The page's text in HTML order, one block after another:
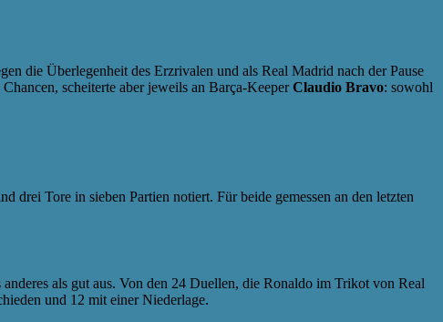
die Überlegenheit des Erzrivalen und als Real Madrid nach der Pause
scheiterte aber jeweils an Barça-KeeperClaudio Bravo: sowohl
drei Tore in sieben Partien notiert. Für beide gemessen an den letzten
als gut aus. Von den 24 Duellen, die Ronaldo im Trikot von Real
und 12 mit einer Niederlage.